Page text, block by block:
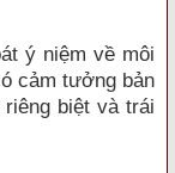
ý niệm về môi
cảm tưởng bản
biệt và trái